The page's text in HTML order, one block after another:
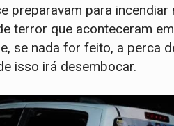
preparavam para
terror que aconteceram
se nada for feito, a perca
isso irá desembocar.